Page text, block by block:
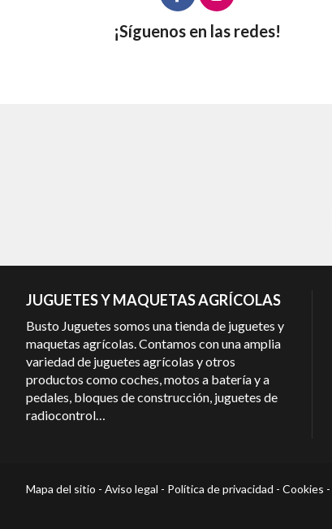
¡Síguenos en las redes!
JUGUETES Y MAQUETAS AGRÍCOLAS
Busto Juguetes somos una tienda de juguetes y
maquetas agrícolas. Contamos con una amplia
variedad de juguetes agrícolas y otros
productos como coches, motos a batería y a
pedales, bloques de construcción, juguetes de
radiocontrol…
Mapa del sitio - Aviso legal - Política de privacidad - Cookies -